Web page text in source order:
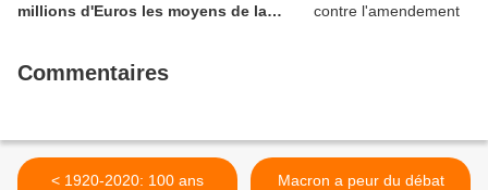
millions d'Euros les moyens de la
Commentaires
< 1920-2020: 100 ans
Macron a peur du débat